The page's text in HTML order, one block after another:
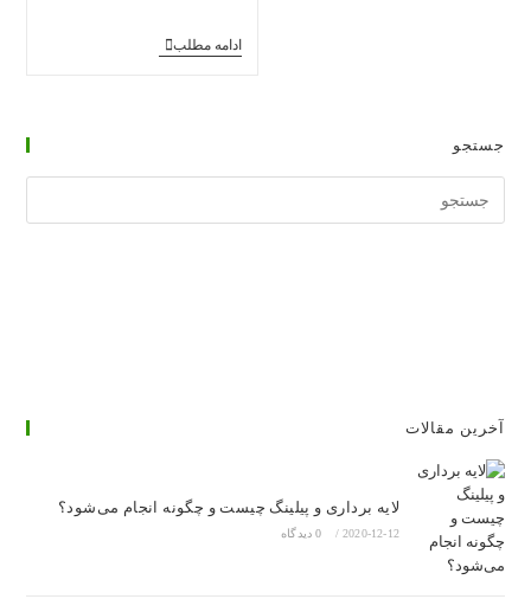
ادامه مطلبکارگاه
و
جستجو
وبسایت
آخرین مقالات
لایه برداری و پیلینگ چیست و چگونه انجام می‌شود؟
2020-12-12
/ 0 دیدگاه